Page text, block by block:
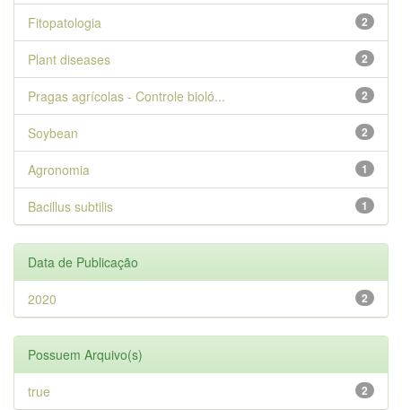
2
Fitopatologia
2
Plant diseases
2
Pragas agrícolas - Controle bioló...
2
Soybean
1
Agronomia
1
Bacillus subtilis
Data de Publicação
2
2020
Possuem Arquivo(s)
2
true